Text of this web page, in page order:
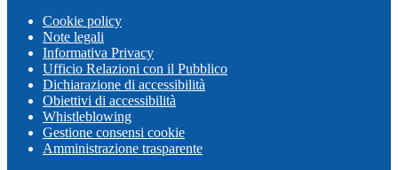
Cookie policy
Note legali
Informativa Privacy
Ufficio Relazioni con il Pubblico
Dichiarazione di accessibilità
Obiettivi di accessibilità
Whistleblowing
Gestione consensi cookie
Amministrazione trasparente